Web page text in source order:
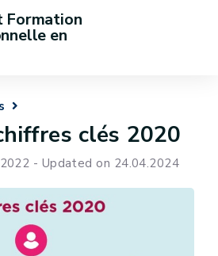
Formation
en
clés 2020
- Updated on 24.04.2024